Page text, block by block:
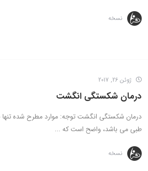
نسخه
ژوئن 26, 2017
درمان شکستگی انگشت
درمان شکستگی انگشت توجه: موارد مطرح شده
طبی می باشد، واضح است که ...
نسخه